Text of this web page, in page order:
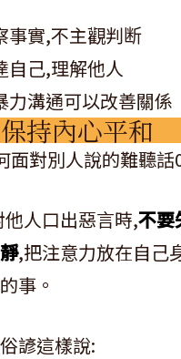
事實,不主觀判断
自己,理解他人
力溝通可以改善關係
保持內心平和
人口出惡言時,不要
,把注意力放在自己
事。
諺這樣說: